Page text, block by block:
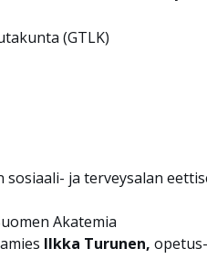
(GTLK)
sosiaali- ja terveysalan
Akatemia
Ilkka Turunen,